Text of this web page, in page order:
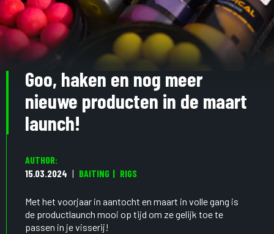
Goo, haken en nog meer
nieuwe producten in de maart
launch!
AUTHOR:
15.03.2024
BAITING RIGS
Met het voorjaar in aantocht en maart in volle gang is
de productlaunch mooi op tijd om ze gelijk toe te
passen in je visserij!